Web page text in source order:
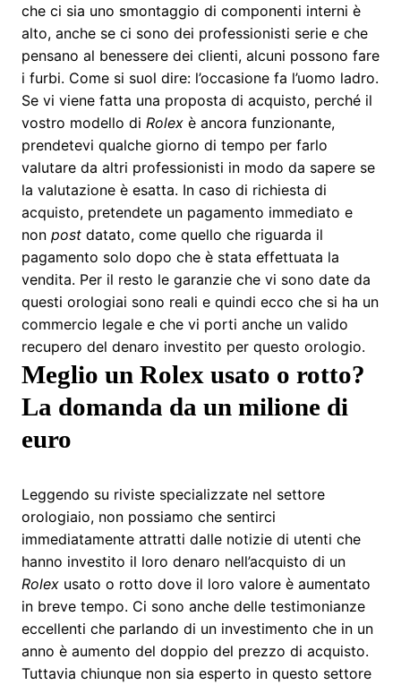
che ci sia uno smontaggio di componenti interni è
alto, anche se ci sono dei professionisti serie e che
pensano al benessere dei clienti, alcuni possono fare
i furbi. Come si suol dire: l’occasione fa l’uomo ladro.
Se vi viene fatta una proposta di acquisto, perché il
vostro modello di Rolex è ancora funzionante,
prendetevi qualche giorno di tempo per farlo
valutare da altri professionisti in modo da sapere se
la valutazione è esatta. In caso di richiesta di
acquisto, pretendete un pagamento immediato e
non post datato, come quello che riguarda il
pagamento solo dopo che è stata effettuata la
vendita. Per il resto le garanzie che vi sono date da
questi orologiai sono reali e quindi ecco che si ha un
commercio legale e che vi porti anche un valido
recupero del denaro investito per questo orologio.
Meglio un Rolex usato o rotto?
La domanda da un milione di
euro
Leggendo su riviste specializzate nel settore
orologiaio, non possiamo che sentirci
immediatamente attratti dalle notizie di utenti che
hanno investito il loro denaro nell’acquisto di un
Rolex usato o rotto dove il loro valore è aumentato
in breve tempo. Ci sono anche delle testimonianze
eccellenti che parlando di un investimento che in un
anno è aumento del doppio del prezzo di acquisto.
Tuttavia chiunque non sia esperto in questo settore